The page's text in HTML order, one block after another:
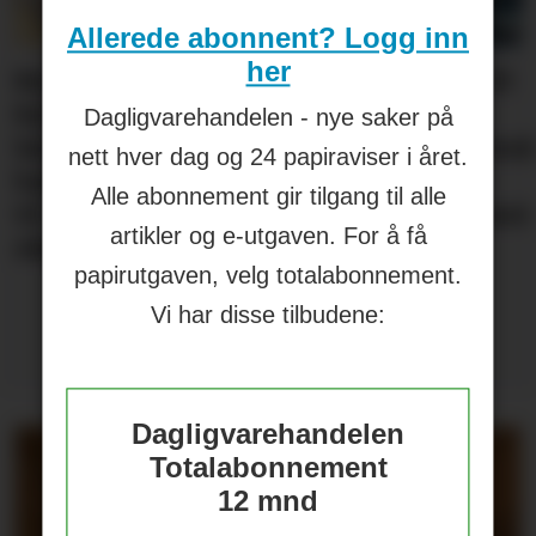
Allerede abonnent? Logg inn
her
Dagligvarehandelen - nye saker på
nett hver dag og 24 papiraviser i året.
Alle abonnement gir tilgang til alle
artikler og e-utgaven. For å få
papirutgaven, velg totalabonnement.
Vi har disse tilbudene:
Dagligvarehandelen
Totalabonnement
12 mnd
for Açai
Bowl
bli
førstevalg
i lite-
segment
Brus og
jus fra
Berentsen
iste fra
Hansa